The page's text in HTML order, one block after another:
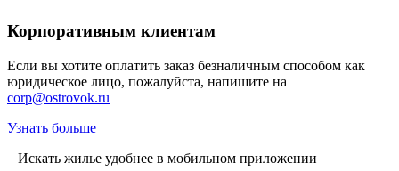
Корпоративным клиентам
Если вы хотите оплатить заказ безналичным способом как
юридическое лицо, пожалуйста, напишите на
corp@ostrovok.ru
Узнать больше
Искать жилье удобнее в мобильном приложении